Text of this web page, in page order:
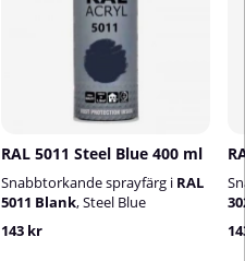
RAL 5011 Steel Blue 400 ml
Snabbtorkande sprayfärg i RAL
5011 Blank, Steel Blue
143 kr